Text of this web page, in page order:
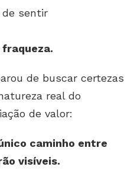
de sentir
fraqueza.
de buscar certezas
real do
de valor:
caminho entre
visíveis.